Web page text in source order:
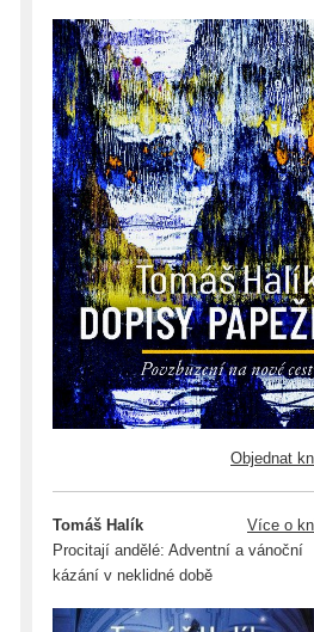
Objednat
Tomáš Halík
Více o
Procitají andělé: Adventní a vánoční
kázání v neklidné době